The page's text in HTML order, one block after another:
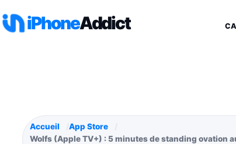
iPhoneAddict
Accueil
App Store
Wolfs (Apple TV+) : 5 minutes de standing ovation